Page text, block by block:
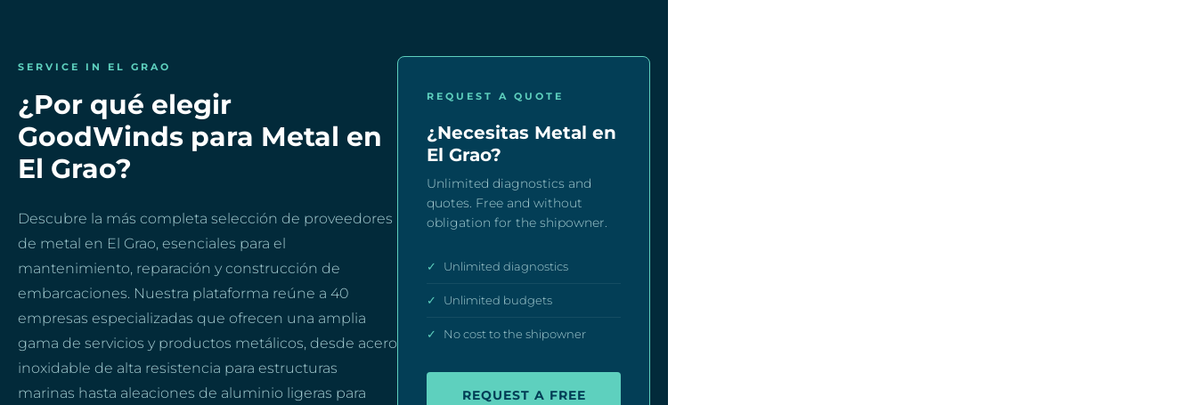
SERVICE IN EL GRAO
¿Por qué elegir
GoodWinds para Metal en
El Grao?
Descubre la más completa selección de proveedores
de metal en El Grao, esenciales para el
mantenimiento, reparación y construcción de
embarcaciones. Nuestra plataforma reúne a 40
empresas especializadas que ofrecen una amplia
gama de servicios y productos metálicos, desde acero
inoxidable de alta resistencia para estructuras
marinas hasta aleaciones de aluminio ligeras para
REQUEST A QUOTE
¿Necesitas Metal en
El Grao?
Unlimited diagnostics and
quotes. Free and without
obligation for the shipowner.
✓ Unlimited diagnostics
✓ Unlimited budgets
✓ No cost to the shipowner
REQUEST A FREE